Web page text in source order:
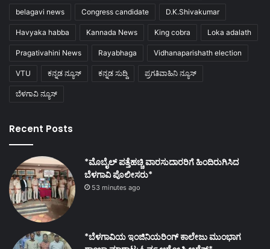
belagavi news Congress candidate D.K.Shivakumar
Havyaka habba Kannada News King cobra Loka adalath
Pragativahini News Rayabhaga Vidhanaparishath election
VTU ಕನ್ನಡ ನ್ಯೂಸ್ ಕನ್ನಡ ಸುದ್ದಿ ಪ್ರಗತಿವಾಹಿನಿ ನ್ಯೂಸ್
ಬೆಳಗಾವಿ ನ್ಯೂಸ್
Recent Posts
*ಮೊಬೈಲ್ ಪತ್ತೆಹಚ್ಚಿ ವಾರಸುದಾರರಿಗೆ ಹಿಂದಿರುಗಿಸಿದ
ಬೆಳಗಾವಿ ಪೊಲೀಸರು*
53 minutes ago
*ಬೆಳಗಾವಿಯ ಇಂಜಿನಿಯರಿಂಗ್‌ ಕಾಲೇಜು ಮುಂಭಾಗ